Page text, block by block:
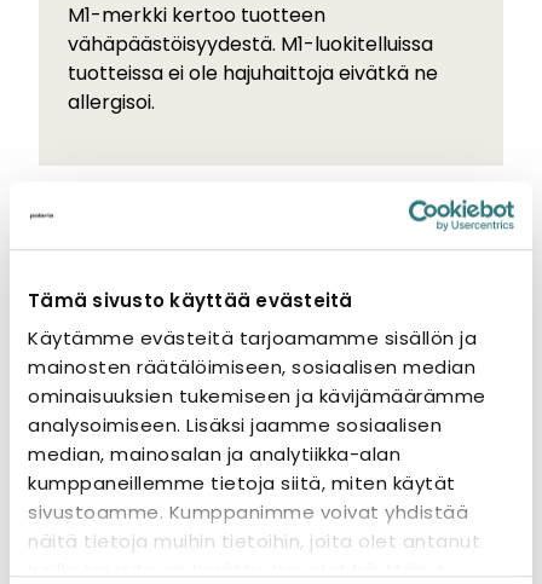
Tämä sivusto käyttää evästeitä
Käytämme evästeitä tarjoamamme sisällön ja
mainosten räätälöimiseen, sosiaalisen median
ominaisuuksien tukemiseen ja kävijämäärämme
analysoimiseen. Lisäksi jaamme sosiaalisen
median, mainosalan ja analytiikka-alan
kumppaneillemme tietoja siitä, miten käytät
sivustoamme. Kumppanimme voivat yhdistää
näitä tietoja muihin tietoihin, joita olet antanut
M1-merkki kertoo tuotteen
vähäpäästöisyydestä. M1-luokitelluissa
tuotteissa ei ole hajuhaittoja eivätkä ne
allergisoi.
Tutustu myös